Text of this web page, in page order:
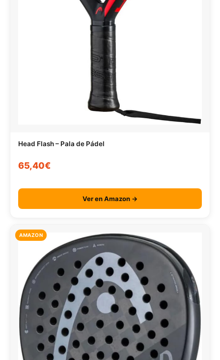
Head Flash – Pala de Pádel
65,40€
Ver en Amazon →
AMAZON